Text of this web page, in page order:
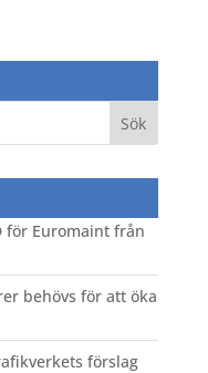
för Euromaint från
behövs för att öka
förslag